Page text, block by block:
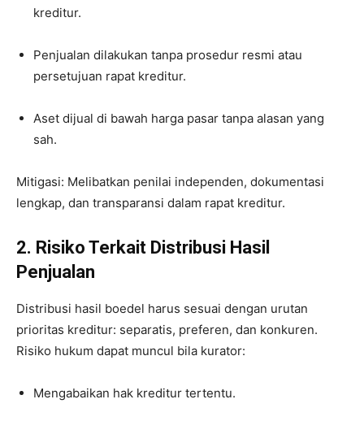
kreditur.
Penjualan dilakukan tanpa prosedur resmi atau
persetujuan rapat kreditur.
Aset dijual di bawah harga pasar tanpa alasan yang
sah.
Mitigasi: Melibatkan penilai independen, dokumentasi
lengkap, dan transparansi dalam rapat kreditur.
2. Risiko Terkait Distribusi Hasil
Penjualan
Distribusi hasil boedel harus sesuai dengan urutan
prioritas kreditur: separatis, preferen, dan konkuren.
Risiko hukum dapat muncul bila kurator:
Mengabaikan hak kreditur tertentu.